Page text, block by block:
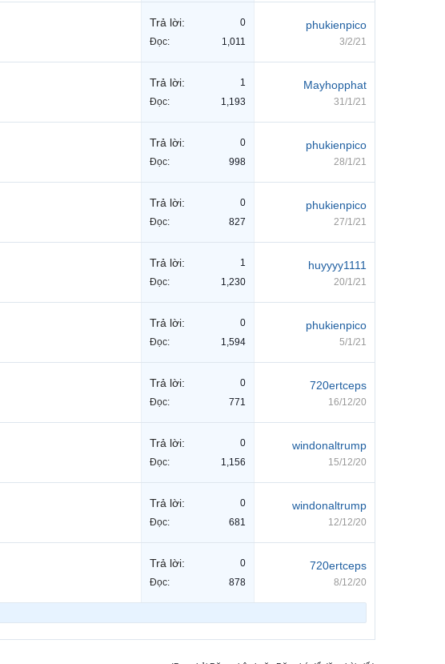
Trả lời:
0
Đọc:
1,011
phukienpico
3/2/21
Trả lời:
1
Đọc:
1,193
Mayhopphat
31/1/21
Trả lời:
0
Đọc:
998
phukienpico
28/1/21
Trả lời:
0
Đọc:
827
phukienpico
27/1/21
Trả lời:
1
Đọc:
1,230
huyyyy1111
20/1/21
Trả lời:
0
Đọc:
1,594
phukienpico
5/1/21
Trả lời:
0
Đọc:
771
720ertceps
16/12/20
Trả lời:
0
Đọc:
1,156
windonaltrump
15/12/20
Trả lời:
0
Đọc:
681
windonaltrump
12/12/20
Trả lời:
0
Đọc:
878
720ertceps
8/12/20